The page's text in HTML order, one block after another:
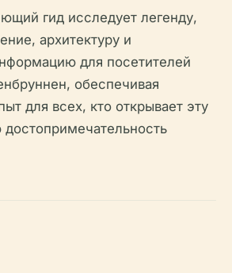
гид исследует легенду,
архитектуру и
для посетителей
обеспечивая
для всех, кто открывает эту
достопримечательность